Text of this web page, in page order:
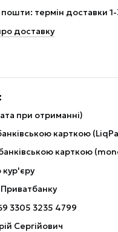
термін доставки 1-
доставку
при отриманні)
карткою
карткою
кур'єру
3305 3235 4799
Сергійович